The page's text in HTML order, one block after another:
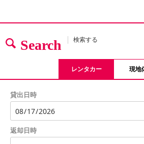
Search 検索する
レンタカー 現地
貸出日時
返却日時